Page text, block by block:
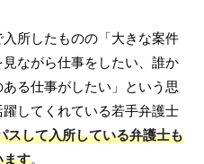
所したものの「大きな案件
ながら仕事をしたい、誰か
る仕事がしたい」という思
してくれている若手弁護士
スして入所している弁護士も
ます。